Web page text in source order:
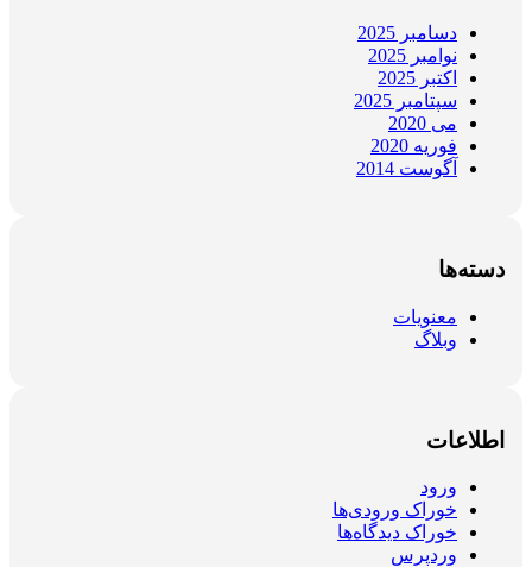
دسامبر 2025
نوامبر 2025
اکتبر 2025
سپتامبر 2025
می 2020
فوریه 2020
آگوست 2014
دسته‌ها
معنویات
وبلاگ
اطلاعات
ورود
خوراک ورودی‌ها
خوراک دیدگاه‌ها
وردپرس